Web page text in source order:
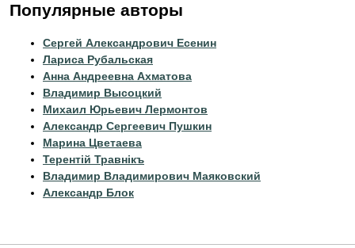
Популярные авторы
Сергей Александрович Есенин
Лариса Рубальская
Анна Андреевна Ахматова
Владимир Высоцкий
Михаил Юрьевич Лермонтов
Александр Сергеевич Пушкин
Марина Цветаева
Терентiй Травнiкъ
Владимир Владимирович Маяковский
Александр Блок